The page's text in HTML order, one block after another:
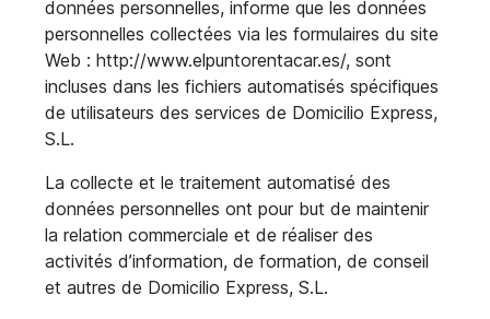
données personnelles, informe que les données
personnelles collectées via les formulaires du site
Web : http://www.elpuntorentacar.es/, sont
incluses dans les fichiers automatisés spécifiques
de utilisateurs des services de Domicilio Express,
S.L.
La collecte et le traitement automatisé des
données personnelles ont pour but de maintenir
la relation commerciale et de réaliser des
activités d’information, de formation, de conseil
et autres de Domicilio Express, S.L.